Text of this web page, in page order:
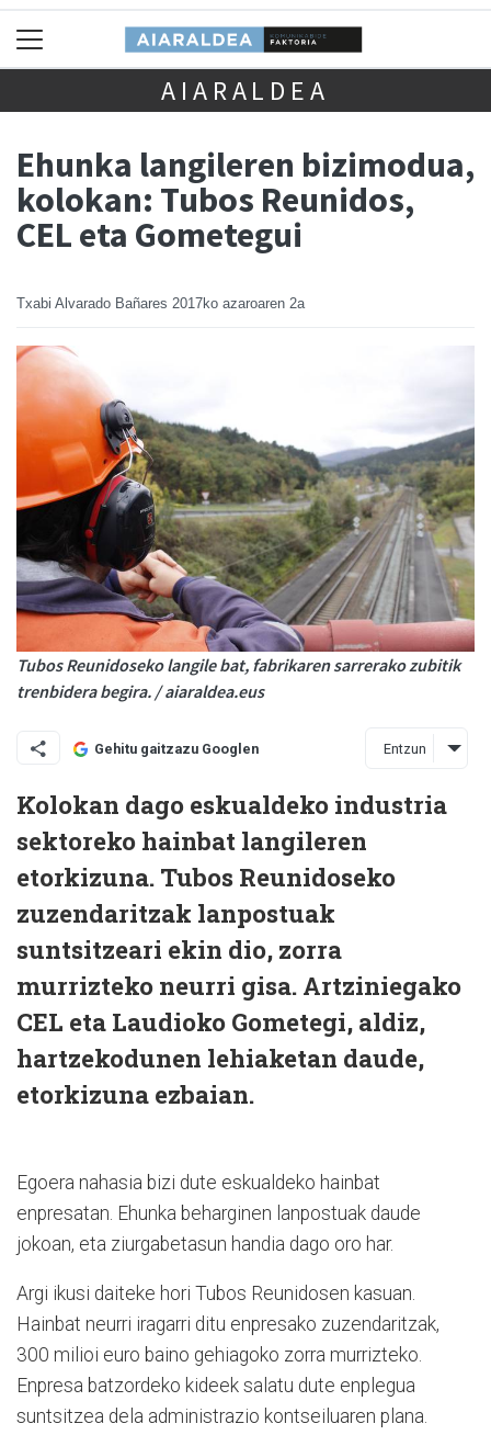
AIARALDEA
Ehunka langileren bizimodua,
kolokan: Tubos Reunidos,
CEL eta Gometegui
Txabi Alvarado Bañares 2017ko azaroaren 2a
Tubos Reunidoseko langile bat, fabrikaren sarrerako zubitik
trenbidera begira. / aiaraldea.eus
Gehitu gaitzazu Googlen Entzun
Kolokan dago eskualdeko industria
sektoreko hainbat langileren
etorkizuna. Tubos Reunidoseko
zuzendaritzak lanpostuak
suntsitzeari ekin dio, zorra
murrizteko neurri gisa. Artziniegako
CEL eta Laudioko Gometegi, aldiz,
hartzekodunen lehiaketan daude,
etorkizuna ezbaian.
Egoera nahasia bizi dute eskualdeko hainbat
enpresatan. Ehunka beharginen lanpostuak daude
jokoan, eta ziurgabetasun handia dago oro har.
Argi ikusi daiteke hori Tubos Reunidosen kasuan.
Hainbat neurri iragarri ditu enpresako zuzendaritzak,
300 milioi euro baino gehiagoko zorra murrizteko.
Enpresa batzordeko kideek salatu dute enplegua
suntsitzea dela administrazio kontseiluaren plana.